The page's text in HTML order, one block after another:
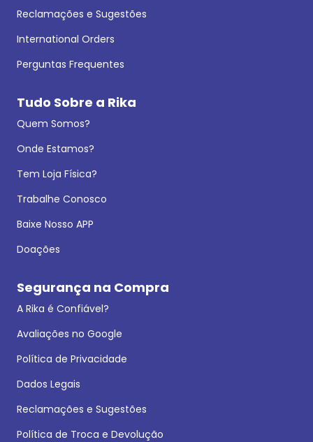
Reclamações e Sugestões
International Orders
Perguntas Frequentes
Tudo Sobre a Rika
Quem Somos?
Onde Estamos?
Tem Loja Física?
Trabalhe Conosco
Baixe Nosso APP
Doações
Segurança na Compra
A Rika é Confiável?
Avaliações no Google
Política de Privacidade
Dados Legais
Reclamações e Sugestões
Política de Troca e Devolução